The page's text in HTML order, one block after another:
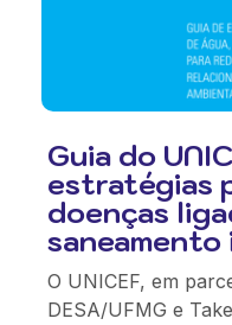
Guia do
estratégias
doenças
O UNICEF, em
DESA/UFMG e